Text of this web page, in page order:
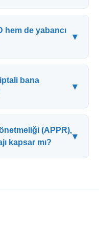
hem de yabancı
▾
bana
▾
(APPR),
kapsar mı?
▾